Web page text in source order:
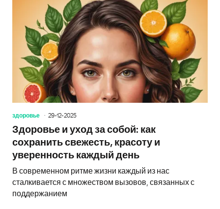
здоровье 29-12-2025
Здоровье и уход за собой: как
сохранить свежесть, красоту и
уверенность каждый день
В современном ритме жизни каждый из нас
сталкивается с множеством вызовов, связанных с
поддержанием